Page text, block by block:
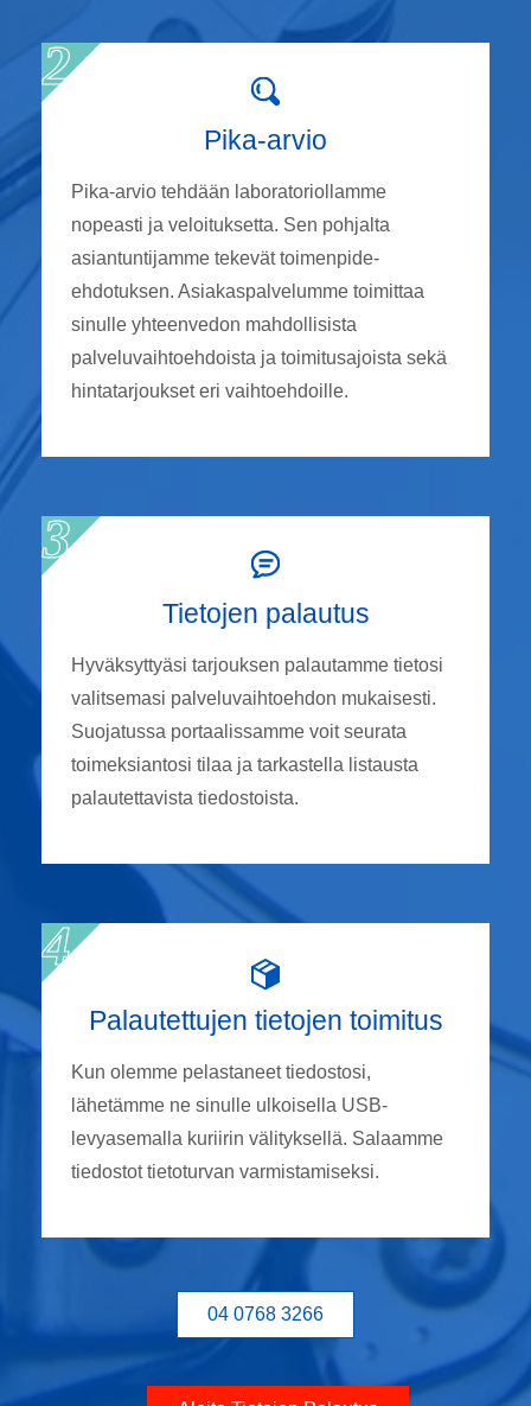
Pika-arvio
Pika-arvio tehdään laboratoriollamme
nopeasti ja veloituksetta. Sen pohjalta
asiantuntijamme tekevät toimenpide-
ehdotuksen. Asiakaspalvelumme toimittaa
sinulle yhteenvedon mahdollisista
palveluvaihtoehdoista ja toimitusajoista sekä
hintatarjoukset eri vaihtoehdoille.
Tietojen palautus
Hyväksyttyäsi tarjouksen palautamme tietosi
valitsemasi palveluvaihtoehdon mukaisesti.
Suojatussa portaalissamme voit seurata
toimeksiantosi tilaa ja tarkastella listausta
palautettavista tiedostoista.
Palautettujen tietojen toimitus
Kun olemme pelastaneet tiedostosi,
lähetämme ne sinulle ulkoisella USB-
levyasemalla kuriirin välityksellä. Salaamme
tiedostot tietoturvan varmistamiseksi.
04 0768 3266